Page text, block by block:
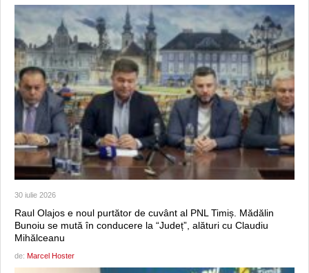
30 iulie 2026
Raul Olajos e noul purtător de cuvânt al PNL Timiș. Mădălin
Bunoiu se mută în conducere la “Județ”, alături cu Claudiu
Mihălceanu
de: Marcel Hoster